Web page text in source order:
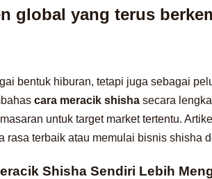
global yang terus
bentuk hiburan, tetapi juga sebagai
cara meracik shisha secara
untuk target market tertentu.
rasa terbaik atau memulai bisnis shisha
Shisha Sendiri Lebih